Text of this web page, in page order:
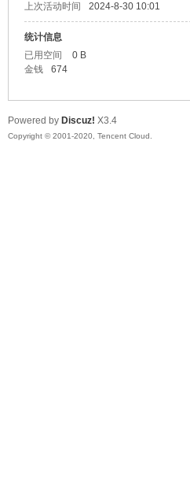
上次活动时间
2024-8-30 10:01
统计信息
已用空间
0 B
金钱
674
Powered by Discuz! X3.4
Copyright © 2001-2020, Tencent Cloud.